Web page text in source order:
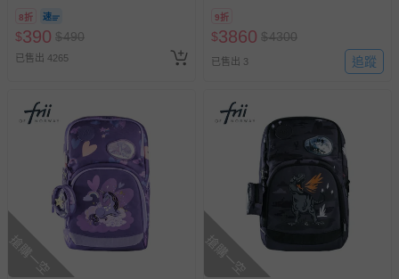
8/30 (電子票券，於展期現場憑
訂單編號兌換，逾期作廢) (大
人小孩均一價(3歲以上需購票))
8折
$390 $490
已售出 4265
9折
$3860 $4300
已售出 3 追蹤
搶購一空 搶購一空